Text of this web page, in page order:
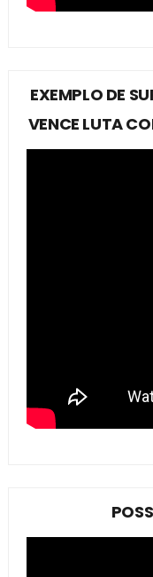
EXEMPLO DE
VENCE LUTA